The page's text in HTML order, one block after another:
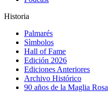
Historia
Palmarés
Sìmbolos
Hall of Fame
Edición 2026
Ediciones Anteriores
Archivo Histórico
90 años de la Maglia Rosa